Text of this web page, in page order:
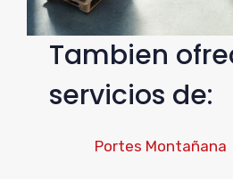
Tambien
servicios de:
Portes Montañana